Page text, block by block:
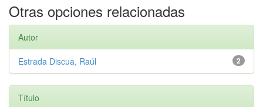
Otras opciones relacionadas
Autor
2
Estrada Discua, Raúl
Título